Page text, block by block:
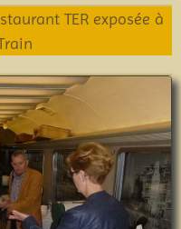
TER exposée à